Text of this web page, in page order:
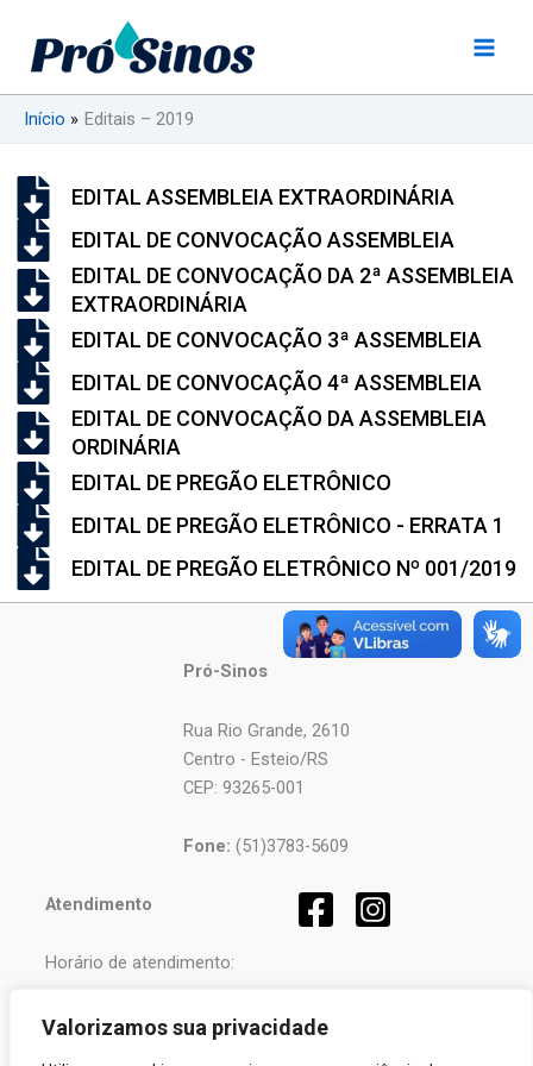
Valorizamos sua privacidade
conteúdo
Início
Editais – 2019
EDITAL ASSEMBLEIA EXTRAORDINÁRIA
EDITAL DE CONVOCAÇÃO ASSEMBLEIA
EDITAL DE CONVOCAÇÃO DA 2ª ASSEMBLEIA
EXTRAORDINÁRIA
EDITAL DE CONVOCAÇÃO 3ª ASSEMBLEIA
EDITAL DE CONVOCAÇÃO 4ª ASSEMBLEIA
EDITAL DE CONVOCAÇÃO DA ASSEMBLEIA
ORDINÁRIA
EDITAL DE PREGÃO ELETRÔNICO
EDITAL DE PREGÃO ELETRÔNICO - ERRATA 1
EDITAL DE PREGÃO ELETRÔNICO Nº 001/2019
Pró-Sinos
Rua Rio Grande, 2610
Centro - Esteio/RS
CEP: 93265-001
Fone: (51)3783-5609
Atendimento
Horário de atendimento:
Segunda a Sexta-feira